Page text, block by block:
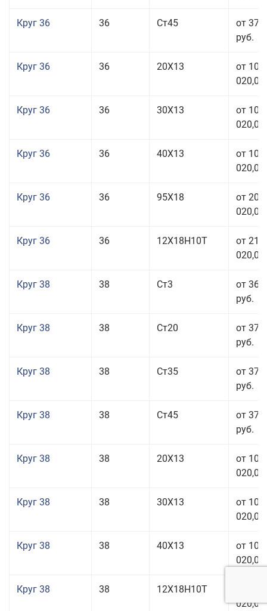
Круг 36 36 Ст45
от 37
руб.
Круг 36 36 20Х13
от 101
020,00
Круг 36 36 30Х13
от 101
020,00
Круг 36 36 40Х13
от 101
020,00
Круг 36 36 95Х18
от 208
020,00
Круг 36 36 12Х18Н10Т
от 210
020,00
Круг 38 38 Ст3
от 36
руб.
Круг 38 38 Ст20
от 37
руб.
Круг 38 38 Ст35
от 37
руб.
Круг 38 38 Ст45
от 37
руб.
Круг 38 38 20Х13
от 101
020,00
Круг 38 38 30Х13
от 101
020,00
Круг 38 38 40Х13
от 101
020,00
Круг 38 38 12Х18Н10Т
020,00